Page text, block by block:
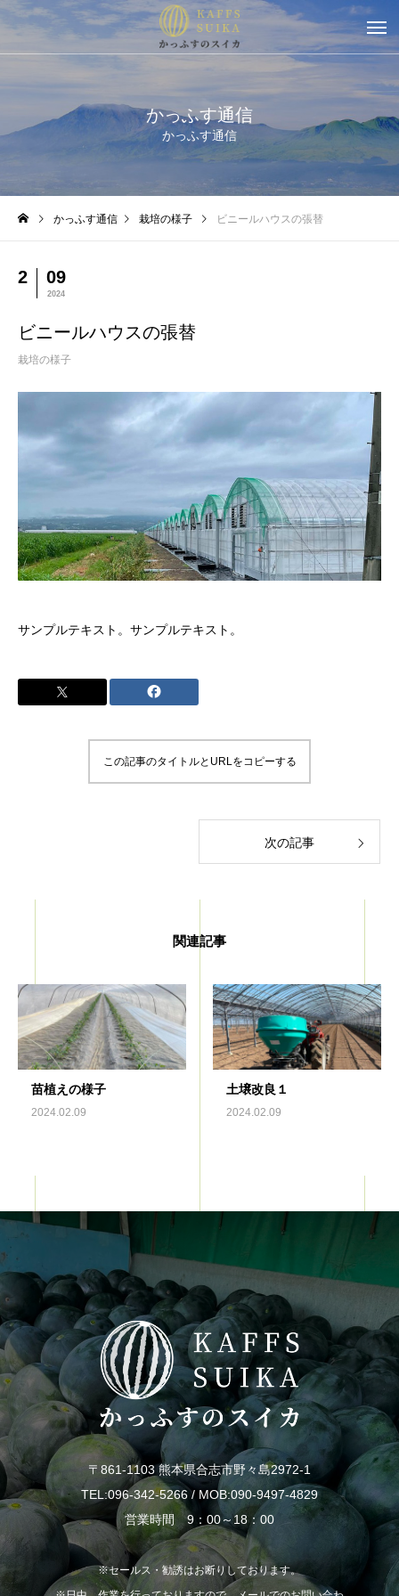
かっふす通信
かっふす通信
かっふす通信 栽培の様子 ビニールハウスの張替
2 09
2024
ビニールハウスの張替
栽培の様子
サンプルテキスト。サンプルテキスト。
この記事のタイトルとURLをコピーする
次の記事
関連記事
苗植えの様子
2024.02.09
土壌改良１
2024.02.09
〒861-1103 熊本県合志市野々島2972-1
TEL:096-342-5266 / MOB:090-9497-4829
営業時間 9：00～18：00
※セールス・勧誘はお断りしております。